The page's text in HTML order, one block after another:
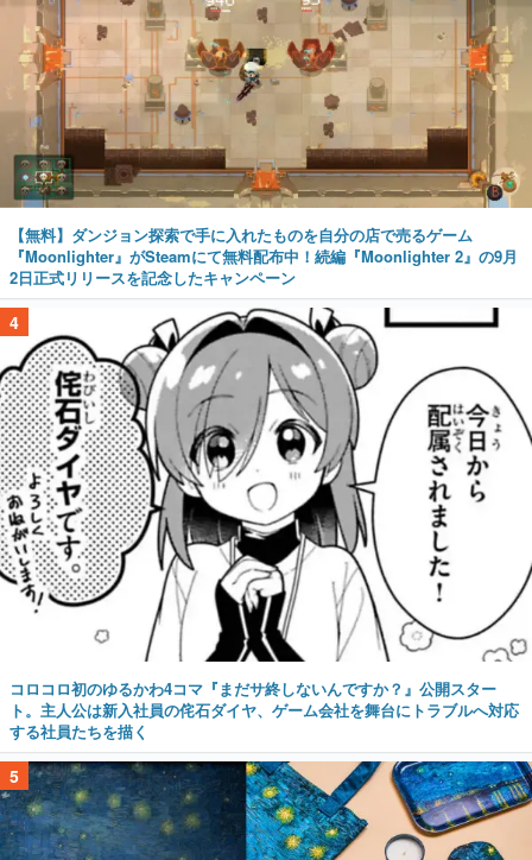
【無料】ダンジョン探索で手に入れたものを自分の店で売るゲーム
『Moonlighter』がSteamにて無料配布中！続編『Moonlighter 2』の9月
2日正式リリースを記念したキャンペーン
4
コロコロ初のゆるかわ4コマ『まだサ終しないんですか？』公開スター
ト。主人公は新入社員の侘石ダイヤ、ゲーム会社を舞台にトラブルへ対応
する社員たちを描く
5